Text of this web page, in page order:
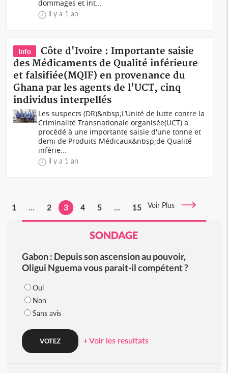
dommages et int...
il y a 1 an
Info
Côte d'Ivoire : Importante saisie
des Médicaments de Qualité inférieure
et falsifiée(MQIF) en provenance du
Ghana par les agents de l'UCT, cinq
individus interpellés
Les suspects (DR)&nbsp;L’Unité de lutte contre la
Criminalité Transnationale organisée(UCT) a
procédé à une importante saisie d'une tonne et
demi de Produits Médicaux&nbsp;de Qualité
inférie...
il y a 1 an
1 ... 2 3 4 5 ... 15 Voir Plus
SONDAGE
Gabon : Depuis son ascension au pouvoir,
Oligui Nguema vous parait-il compétent ?
Oui
Non
Sans avis
+ Voir les resultats